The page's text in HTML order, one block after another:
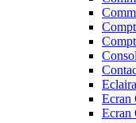
Ecran
Ecran